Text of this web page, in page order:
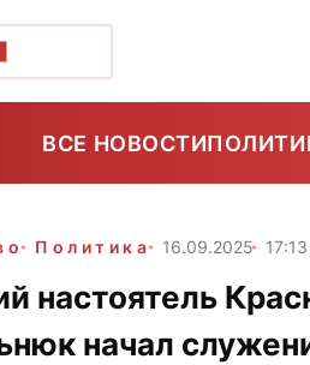
ВСЕ НОВОСТИ
Политика 16.09.2025 17:13
настоятель
начал